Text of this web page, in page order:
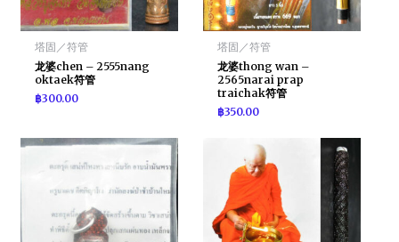
塔固／符管
龙婆chen – 2555nang
oktaek符管
฿300.00
塔固／符管
龙婆thong wan –
2565narai prap
traichak符管
฿350.00